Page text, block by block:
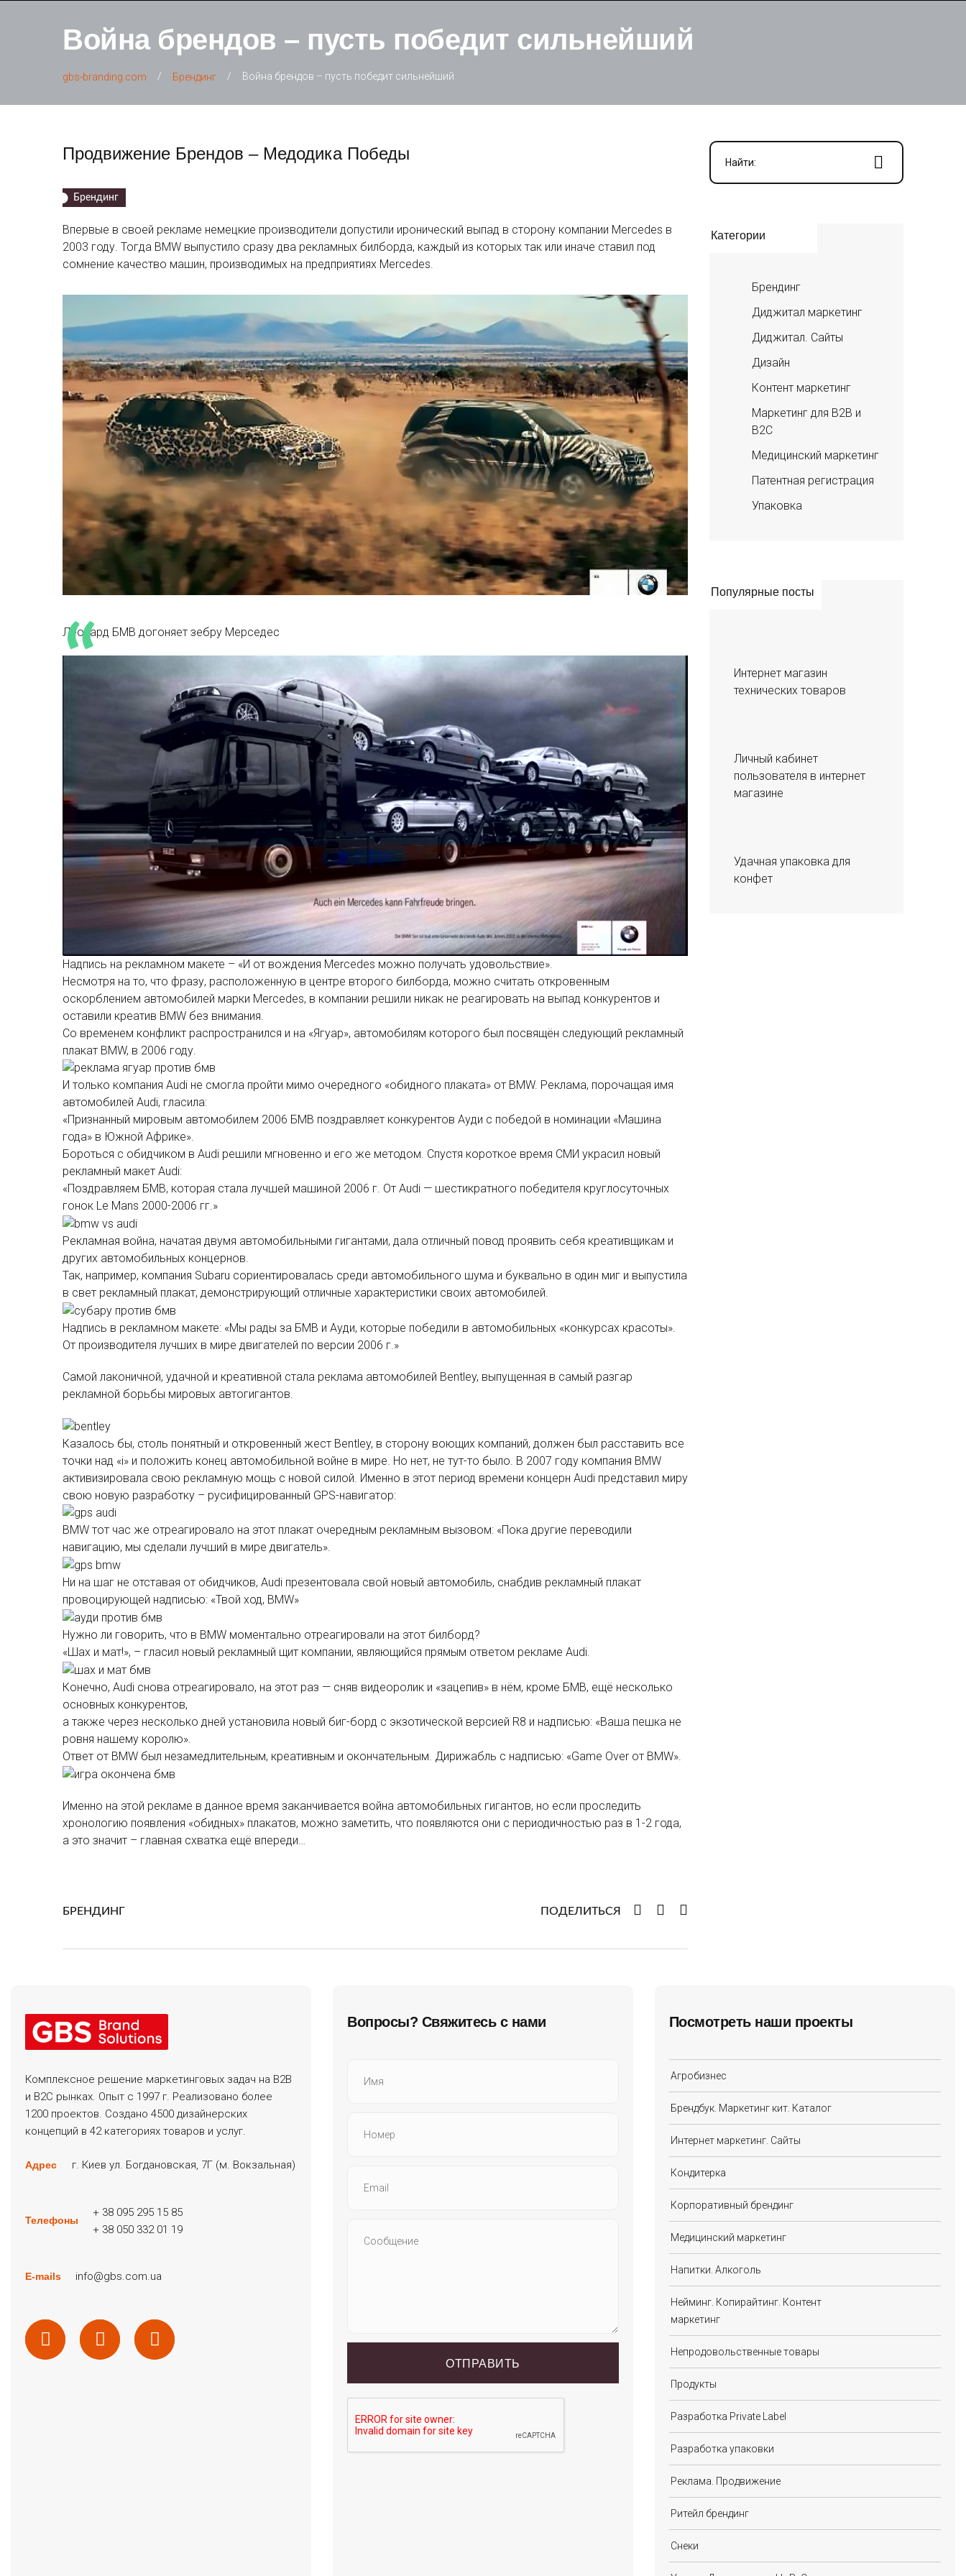
Война брендов – пусть победит сильнейший
gbs-branding.com / Брендинг / Война брендов – пусть победит сильнейший
Продвижение Брендов – Медодика Победы
Брендинг
Впервые в своей рекламе немецкие производители допустили иронический выпад в сторону компании Mercedes в
2003 году. Тогда BMW выпустило сразу два рекламных билборда, каждый из которых так или иначе ставил под
сомнение качество машин, производимых на предприятиях Mercedes.
Леопард БМВ догоняет зебру Мерседес
Надпись на рекламном макете – «И от вождения Mercedes можно получать удовольствие».
Несмотря на то, что фразу, расположенную в центре второго билборда, можно считать откровенным
оскорблением автомобилей марки Mercedes, в компании решили никак не реагировать на выпад конкурентов и
оставили креатив BMW без внимания.
Со временем конфликт распространился и на «Ягуар», автомобилям которого был посвящён следующий рекламный
плакат BMW, в 2006 году.
И только компания Audi не смогла пройти мимо очередного «обидного плаката» от BMW. Реклама, порочащая имя
автомобилей Audi, гласила:
«Признанный мировым автомобилем 2006 БМВ поздравляет конкурентов Ауди с победой в номинации «Машина
года» в Южной Африке».
Бороться с обидчиком в Audi решили мгновенно и его же методом. Спустя короткое время СМИ украсил новый
рекламный макет Audi:
«Поздравляем БМВ, которая стала лучшей машиной 2006 г. От Audi — шестикратного победителя круглосуточных
гонок Le Mans 2000-2006 гг.»
Рекламная война, начатая двумя автомобильными гигантами, дала отличный повод проявить себя креативщикам и
других автомобильных концернов.
Так, например, компания Subaru сориентировалась среди автомобильного шума и буквально в один миг и выпустила
в свет рекламный плакат, демонстрирующий отличные характеристики своих автомобилей.
Надпись в рекламном макете: «Мы рады за БМВ и Ауди, которые победили в автомобильных «конкурсах красоты».
От производителя лучших в мире двигателей по версии 2006 г.»
Самой лаконичной, удачной и креативной стала реклама автомобилей Bentley, выпущенная в самый разгар
рекламной борьбы мировых автогигантов.
Казалось бы, столь понятный и откровенный жест Bentley, в сторону воющих компаний, должен был расставить все
точки над «i» и положить конец автомобильной войне в мире. Но нет, не тут-то было. В 2007 году компания BMW
активизировала свою рекламную мощь с новой силой. Именно в этот период времени концерн Audi представил миру
свою новую разработку – русифицированный GPS-навигатор:
BMW тот час же отреагировало на этот плакат очередным рекламным вызовом: «Пока другие переводили
навигацию, мы сделали лучший в мире двигатель».
Ни на шаг не отставая от обидчиков, Audi презентовала свой новый автомобиль, снабдив рекламный плакат
провоцирующей надписью: «Твой ход, BMW»
Нужно ли говорить, что в BMW моментально отреагировали на этот билборд?
«Шах и мат!», – гласил новый рекламный щит компании, являющийся прямым ответом рекламе Audi.
Конечно, Audi снова отреагировало, на этот раз — сняв видеоролик и «зацепив» в нём, кроме БМВ, ещё несколько
основных конкурентов,
а также через несколько дней установила новый биг-борд с экзотической версией R8 и надписью: «Ваша пешка не
ровня нашему королю».
Ответ от BMW был незамедлительным, креативным и окончательным. Дирижабль с надписью: «Game Over от BMW».
Именно на этой рекламе в данное время заканчивается война автомобильных гигантов, но если проследить
хронологию появления «обидных» плакатов, можно заметить, что появляются они с периодичностью раз в 1-2 года,
а это значит – главная схватка ещё впереди…
БРЕНДИНГ ПОДЕЛИТЬСЯ
Найти:
Категории
Брендинг
Диджитал маркетинг
Диджитал. Сайты
Дизайн
Контент маркетинг
Маркетинг для B2B и
B2C
Медицинский маркетинг
Патентная регистрация
Упаковка
Популярные посты
Интернет магазин
технических товаров
Личный кабинет
пользователя в интернет
магазине
Удачная упаковка для
конфет
Комплексное решение маркетинговых задач на B2B
и B2C рынках. Опыт с 1997 г. Реализовано более
1200 проектов. Создано 4500 дизайнерских
концепций в 42 категориях товаров и услуг.
Адрес г. Киев ул. Богдановская, 7Г (м. Вокзальная)
Телефоны
+ 38 095 295 15 85
+ 38 050 332 01 19
E-mails info@gbs.com.ua
Вопросы? Свяжитесь с нами Посмотреть наши проекты
Агробизнес
Брендбук. Маркетинг кит. Каталог
Интернет маркетинг. Сайты
Кондитерка
Корпоративный брендинг
Медицинский маркетинг
Напитки. Алкоголь
Нейминг. Копирайтинг. Контент
маркетинг
Непродовольственные товары
Продукты
Разработка Private Label
Разработка упаковки
Реклама. Продвижение
Ритейл брендинг
Снеки